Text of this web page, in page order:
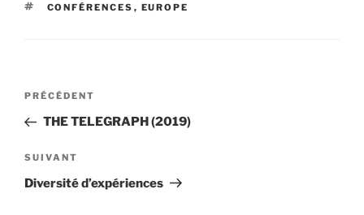
ÉTIQUETTES
CONFÉRENCES , EUROPE
Navigation
l’article
Article
précédent
PRÉCÉDENT
THE TELEGRAPH (2019)
Article
suivant
SUIVANT
Diversité d’expériences